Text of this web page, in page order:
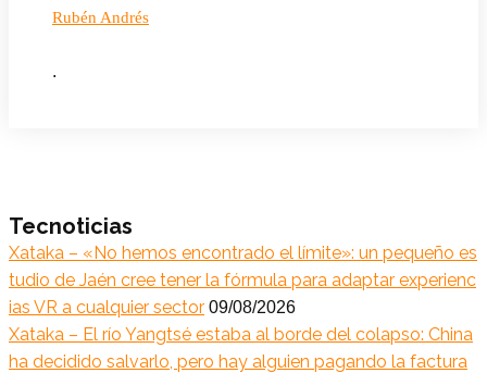
Rubén Andrés
.
Tecnoticias
Xataka – «No hemos encontrado el límite»: un pequeño es
tudio de Jaén cree tener la fórmula para adaptar experienc
ias VR a cualquier sector 09/08/2026
Xataka – El río Yangtsé estaba al borde del colapso: China
ha decidido salvarlo, pero hay alguien pagando la factura